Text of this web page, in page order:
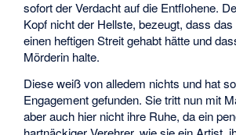
sofort der Verdacht auf die Entflohene.
Kopf nicht der Hellste, bezeugt, dass
einen heftigen Streit gehabt hätte und
Mörderin halte.
Diese weiß von alledem nichts und hat
Engagement gefunden. Sie tritt nun mit
aber auch hier nicht ihre Ruhe, da ein